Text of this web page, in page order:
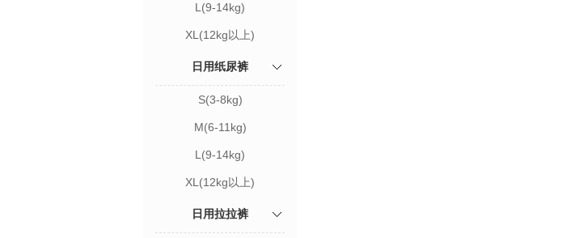
L(9-14kg)
XL(12kg以上)
日用纸尿裤
S(3-8kg)
M(6-11kg)
L(9-14kg)
XL(12kg以上)
日用拉拉裤